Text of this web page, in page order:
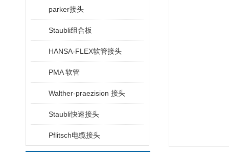
parker接头
Staubli组合板
HANSA-FLEX软管接头
PMA 软管
Walther-praezision 接头
Staubli快速接头
Pflitsch电缆接头